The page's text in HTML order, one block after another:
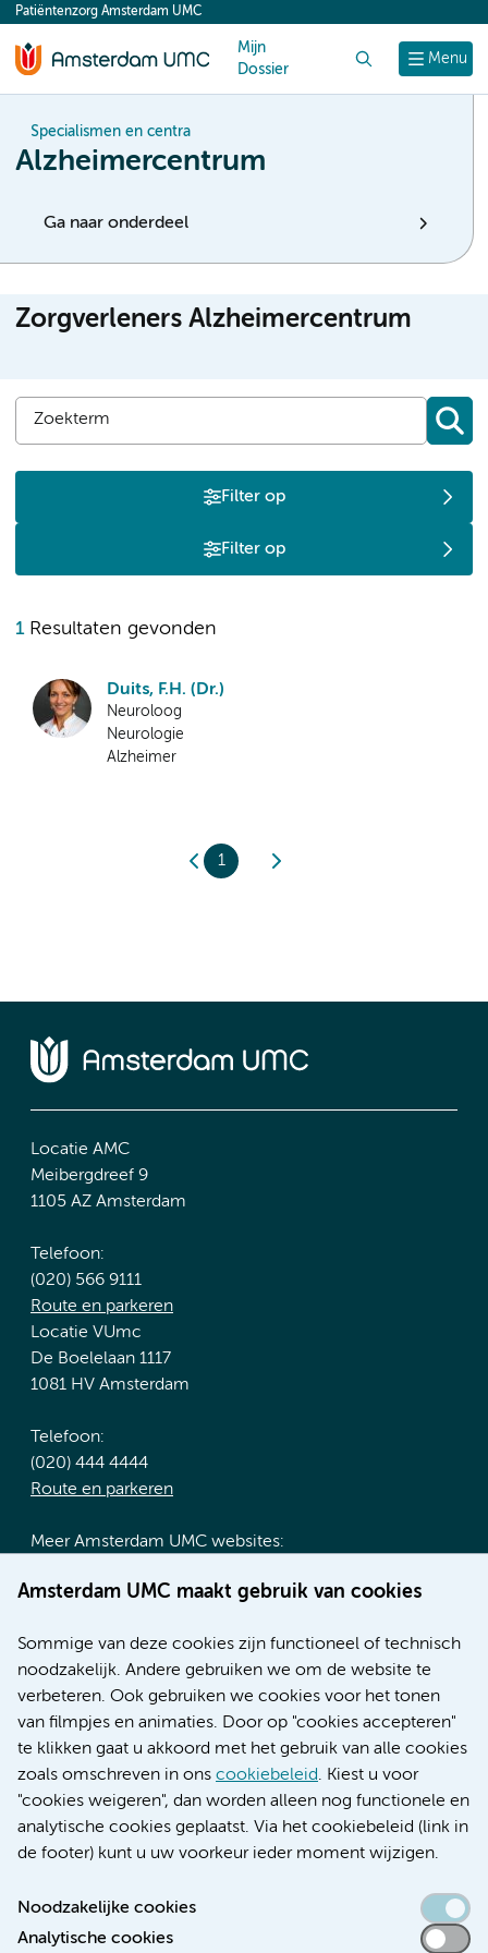
content
Amsterdam UMC maakt gebruik van cookies
Sommige van deze cookies zijn functioneel of technisch
noodzakelijk. Andere gebruiken we om de website te
verbeteren. Ook gebruiken we cookies voor het tonen
van filmpjes en animaties. Door op "cookies accepteren"
te klikken gaat u akkoord met het gebruik van alle cookies
zoals omschreven in ons cookiebeleid. Kiest u voor
"cookies weigeren", dan worden alleen nog functionele en
analytische cookies geplaatst. Via het cookiebeleid (link in
de footer) kunt u uw voorkeur ieder moment wijzigen.
Noodzakelijke cookies
Analytische cookies
Menu
Patiëntenzorg Amsterdam UMC
Mijn
Dossier
Specialismen en centra
Alzheimercentrum
Ga naar onderdeel
Zorgverleners Alzheimercentrum
Filter op
Filter op
1Resultaten gevonden
Duits, F.H. (Dr.)
Neuroloog
Neurologie
Alzheimer
1
Locatie AMC
Meibergdreef 9
1105 AZ Amsterdam
Telefoon:
(020) 566 9111
Route en parkeren
Locatie VUmc
De Boelelaan 1117
1081 HV Amsterdam
Telefoon:
(020) 444 4444
Route en parkeren
Meer Amsterdam UMC websites:
Werken bij Amsterdam UMC
Nieuws
Research
Educatie locatie AMC
Educatie locatie VUmc
Verwijzen & diagnostiek
Toegankelijkheidsverklaring